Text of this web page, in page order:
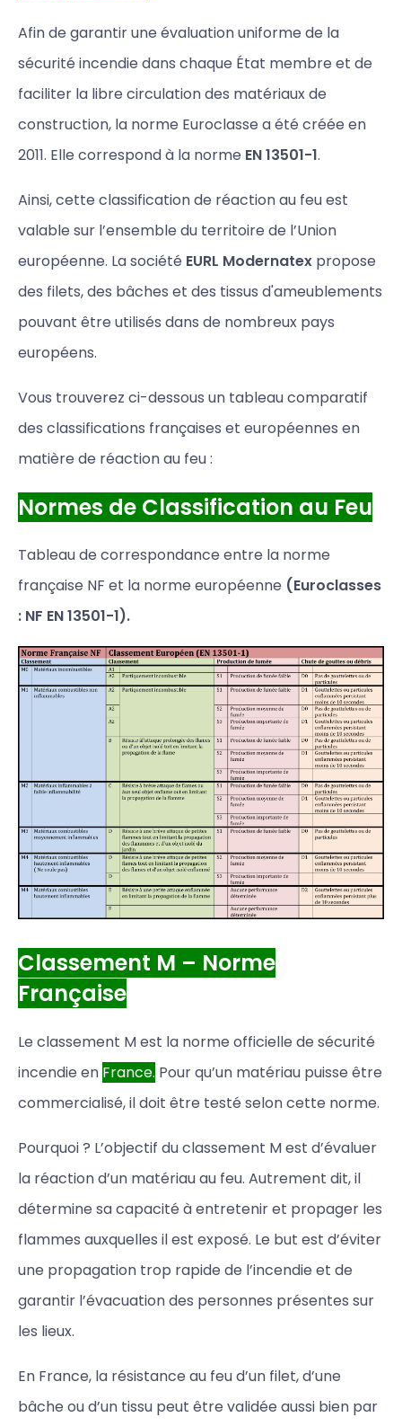
Afin de garantir une évaluation uniforme de la
sécurité incendie dans chaque État membre et de
faciliter la libre circulation des matériaux de
construction, la norme Euroclasse a été créée en
2011. Elle correspond à la norme EN 13501-1.
Ainsi, cette classification de réaction au feu est
valable sur l’ensemble du territoire de l’Union
européenne. La société EURL Modernatex propose
des filets, des bâches et des tissus d'ameublements
pouvant être utilisés dans de nombreux pays
européens.
Vous trouverez ci-dessous un tableau comparatif
des classifications françaises et européennes en
matière de réaction au feu :
Normes de Classification au Feu
Tableau de correspondance entre la norme
française NF et la norme européenne (Euroclasses
: NF EN 13501-1).
Classement M – Norme
Française
Le classement M est la norme officielle de sécurité
incendie en France. Pour qu’un matériau puisse être
commercialisé, il doit être testé selon cette norme.
Pourquoi ? L’objectif du classement M est d’évaluer
la réaction d’un matériau au feu. Autrement dit, il
détermine sa capacité à entretenir et propager les
flammes auxquelles il est exposé. Le but est d’éviter
une propagation trop rapide de l’incendie et de
garantir l’évacuation des personnes présentes sur
les lieux.
En France, la résistance au feu d’un filet, d’une
bâche ou d’un tissu peut être validée aussi bien par